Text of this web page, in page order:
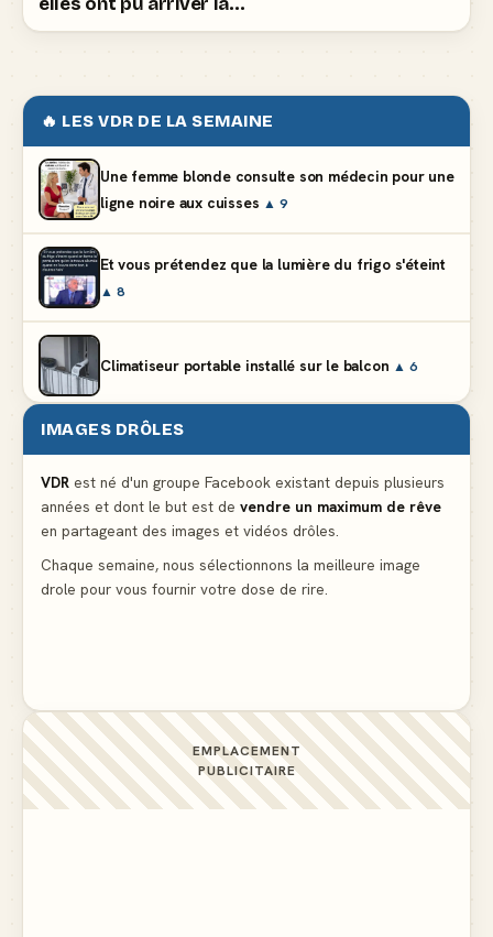
🔥 LES VDR DE LA SEMAINE
Une femme blonde consulte son médecin pour une
ligne noire aux cuisses ▲ 9
Et vous prétendez que la lumière du frigo s'éteint
▲ 8
Climatiseur portable installé sur le balcon ▲ 6
Le mendiant revient avec un livre de cuisine ▲ 5
Ne pleure pas mon Martin, c'est juste du football
IMAGES DRÔLES
VDR est né d'un groupe Facebook existant depuis plusieurs
années et dont le but est de vendre un maximum de rêve
en partageant des images et vidéos drôles.
Chaque semaine, nous sélectionnons la meilleure image
drole pour vous fournir votre dose de rire.
EMPLACEMENT
PUBLICITAIRE